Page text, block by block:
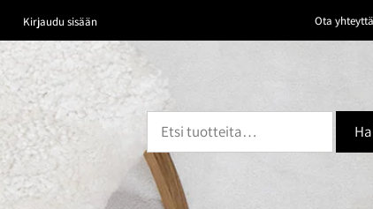
Kirjaudu sisään Ota yhteyttä